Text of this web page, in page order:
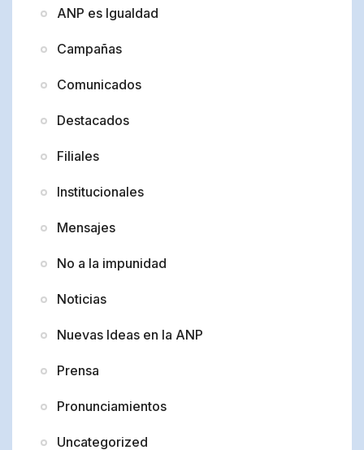
ANP es Igualdad
Campañas
Comunicados
Destacados
Filiales
Institucionales
Mensajes
No a la impunidad
Noticias
Nuevas Ideas en la ANP
Prensa
Pronunciamientos
Uncategorized